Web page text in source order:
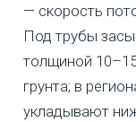
— скорость
Под трубы
толщиной
грунта; в
укладывают